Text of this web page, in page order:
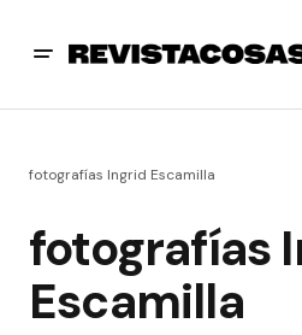
fotografías Ingrid Escamilla
fotografías
Escamilla